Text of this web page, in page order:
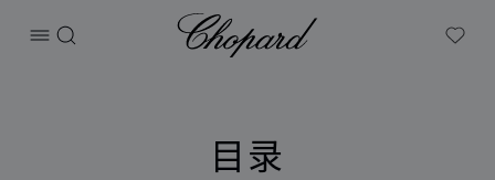
打开菜单
搜索
Chopard
My
目录